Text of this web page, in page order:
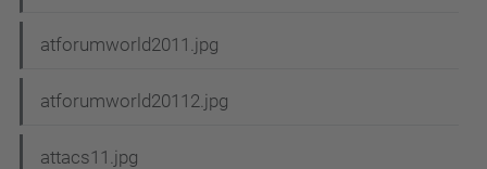
atforumworld2011.jpg
atforumworld20112.jpg
attacs11.jpg